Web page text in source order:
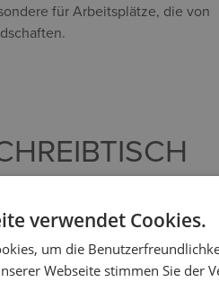
für Arbeitsplätze, die von
Sie zunächst Ihren Stuhl so
Knie einen 90-Grad-Winkel
Im Sitzen sollte die
verwendet Cookies.
um die
Webseite stimmen Sie der